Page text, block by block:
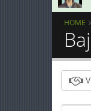
HOME